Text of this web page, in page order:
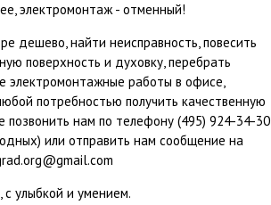
электромонтаж - отменный!
дешево, найти неисправность, повесить
поверхность и духовку, перебрать
электромонтажные работы в офисе,
потребностью получить качественную
позвонить нам по телефону (495) 924-34-30
или отправить нам сообщение на
улыбкой и умением.